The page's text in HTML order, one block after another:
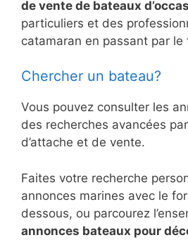
de vente de bateaux
particuliers et des
catamaran en passant par le
Chercher un bateau?
Vous pouvez consulter les
des recherches avancées
d’attache et de vente.
Faites votre recherche
annonces marines avec le
dessous, ou parcourez
annonces bateaux pour